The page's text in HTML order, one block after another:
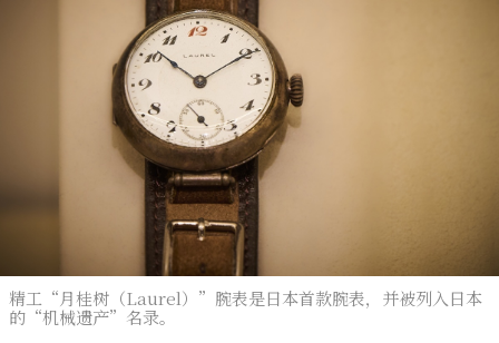
精工“月桂树（Laurel）”腕表是日本首款腕表，并被列入日本
的“机械遗产”名录。